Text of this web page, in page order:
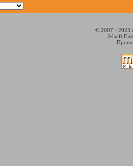
© 2007 - 2025
Jelsoft